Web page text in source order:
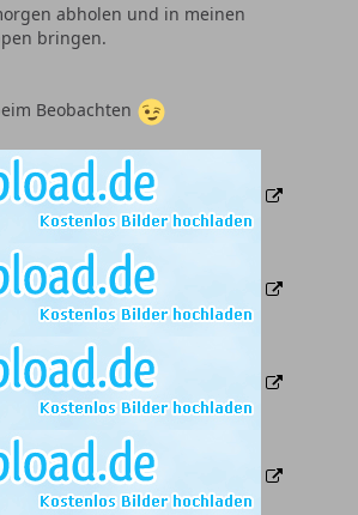
abholen und in meinen
bringen.
Beobachten